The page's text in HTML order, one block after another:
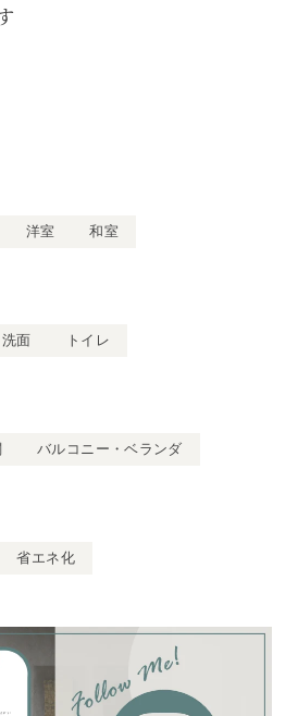
洋室 和室
洗面 トイレ
バルコニー・ベランダ
省エネ化